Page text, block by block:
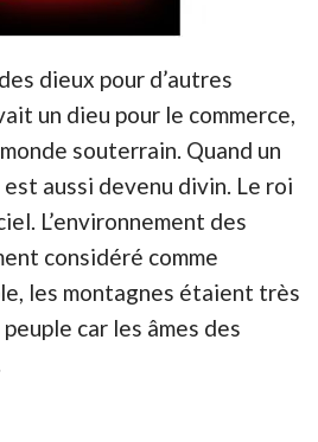
dieux pour d’autres
un dieu pour le commerce,
souterrain. Quand un
aussi devenu divin. Le roi
L’environnement des
considéré comme
les montagnes étaient très
car les âmes des